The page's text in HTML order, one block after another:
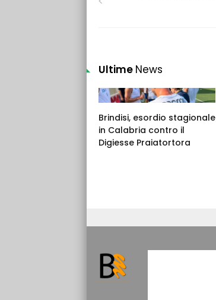
Ultime News
Brindisi, esordio stagionale
in Calabria contro il
Digiesse Praiatortora